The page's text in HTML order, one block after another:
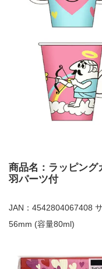
商品名：ラッピン
羽パーツ付
JAN：4542804067408
56mm (容量80ml)